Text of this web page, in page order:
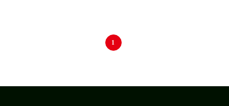
1